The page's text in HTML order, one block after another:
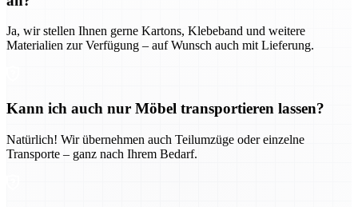
Ja, wir stellen Ihnen gerne Kartons, Klebeband und weitere
Materialien zur Verfügung – auf Wunsch auch mit Lieferung.
Kann ich auch nur Möbel transportieren lassen?
Natürlich! Wir übernehmen auch Teilumzüge oder einzelne
Transporte – ganz nach Ihrem Bedarf.